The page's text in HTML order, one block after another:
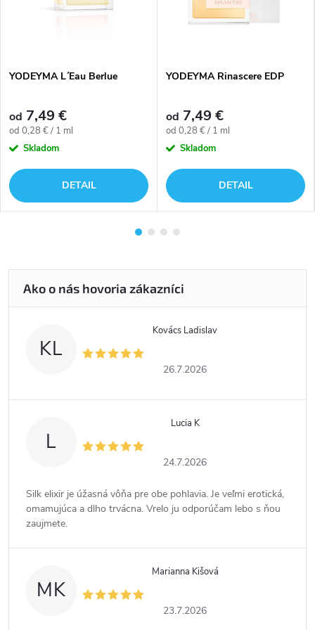
YODEYMA L´Eau Berlue
od 7,49 €
Jednotková
cena:
od 0,28 € / 1 ml
Skladom
DETAIL
YODEYMA Rinascere EDP
od 7,49 €
Jednotková
cena:
od 0,28 € / 1 ml
Skladom
DETAIL
KL
Kovács Ladislav
26.7.2026
L
Lucia K
24.7.2026
Silk elixir je úžasná vôňa pre obe pohlavia. Je veľmi erotická,
omamujúca a dlho trvácna. Vrelo ju odporúčam lebo s ňou
zaujmete.
MK
Marianna Kišová
23.7.2026